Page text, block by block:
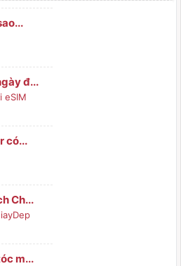
đ...
eSIM
có...
Ch...
m...